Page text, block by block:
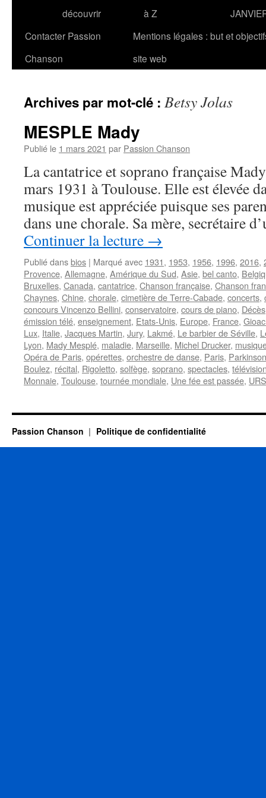
découvrir
à Z
Contacter Passion
Chanson
Mentions légales : but et
site web
Archives par mot-clé : Betsy Jolas
MESPLE Mady
Publié le 1 mars 2021 par Passion Chanson
La cantatrice et soprano française
mars 1931 à Toulouse. Elle est élevée
musique est appréciée puisque ses
dans une chorale. Sa mère, secrétaire
Continuer la lecture →
Publié dansbios | Marqué avec 1931, 1953, 1956, 1996, 2016,
Provence, Allemagne, Amérique du Sud, Asie, bel canto,
Bruxelles, Canada, cantatrice, Chanson française, Chanson
Chaynes, Chine, chorale, cimetière de Terre-Cabade, concerts,
concours Vincenzo Bellini, conservatoire, cours de piano, Décès
émission télé, enseignement, Etats-Unis, Europe, France,
Lux, Italie, Jacques Martin, Jury, Lakmé, Le barbier de Séville,
Lyon, Mady Mesplé, maladie, Marseille, Michel Drucker,
Opéra de Paris, opérettes, orchestre de danse, Paris, Parkinson
Boulez, récital, Rigoletto, solfège, soprano, spectacles,
Monnaie, Toulouse, tournée mondiale, Une fée est passée,
Passion Chanson Politique de confidentialité